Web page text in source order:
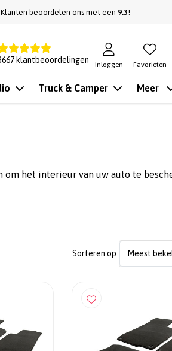
Klanten beoordelen ons met een 9.3!
klantbeoordelingen
Inloggen Favorieten
Truck & Camper Meer
het interieur van uw auto te
Sorteren op